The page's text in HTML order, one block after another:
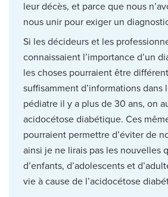
leur décès, et parce que nous
nous unir pour exiger un
Si les décideurs et les
connaissaient l’importance d’un
les choses pourraient être
suffisamment d’informations dans
pédiatre il y a plus de 30 ans, on
acidocétose diabétique. Ces
pourraient permettre d’éviter de
ainsi je ne lirais pas les nouvelles
d’enfants, d’adolescents et
vie à cause de l’acidocétose